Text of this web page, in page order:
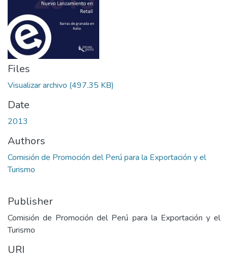
Files
Visualizar archivo (497.35 KB)
Date
2013
Authors
Comisión de Promoción del Perú para la Exportación y el
Turismo
Publisher
Comisión de Promoción del Perú para la Exportación y el
Turismo
URI